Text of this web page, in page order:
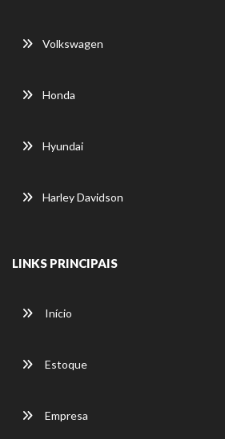
Volkswagen
Honda
Hyundai
Harley Davidson
LINKS PRINCIPAIS
Início
Estoque
Empresa